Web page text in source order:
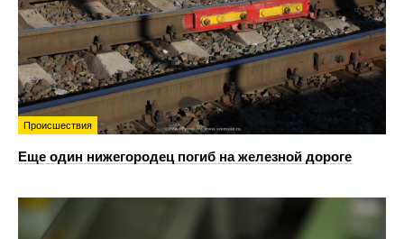
Происшествия
Еще один нижегородец погиб на железной дороге